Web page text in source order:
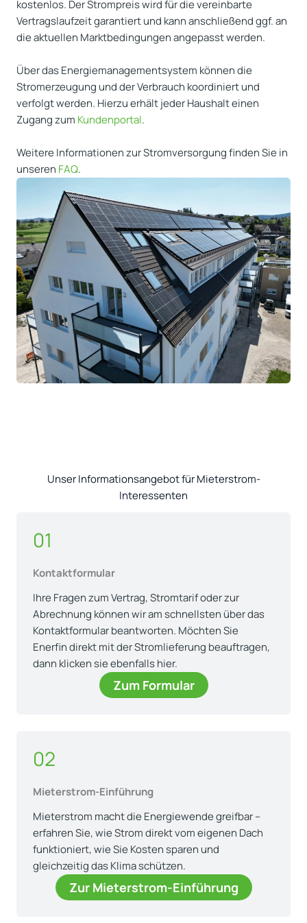
kostenlos. Der Strompreis wird für die vereinbarte
Vertragslaufzeit garantiert und kann anschließend ggf. an
die aktuellen Marktbedingungen angepasst werden.
Über das Energiemanagementsystem können die
Stromerzeugung und der Verbrauch koordiniert und
verfolgt werden. Hierzu erhält jeder Haushalt einen
Zugang zum Kundenportal.
Weitere Informationen zur Stromversorgung finden Sie in
unseren FAQ.
Unser Informationsangebot für Mieterstrom-
Interessenten
01
Kontaktformular
Ihre Fragen zum Vertrag, Stromtarif oder zur
Abrechnung können wir am schnellsten über das
Kontaktformular beantworten. Möchten Sie
Enerfin direkt mit der Stromlieferung beauftragen,
dann klicken sie ebenfalls hier.
Zum Formular
02
Mieterstrom-Einführung
Mieterstrom macht die Energiewende greifbar –
erfahren Sie, wie Strom direkt vom eigenen Dach
funktioniert, wie Sie Kosten sparen und
gleichzeitig das Klima schützen.
Zur Mieterstrom-Einführung